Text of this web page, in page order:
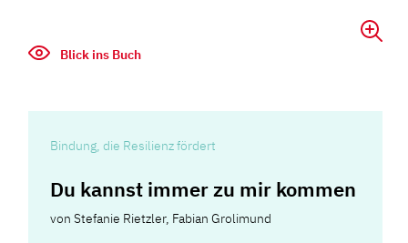
Blick ins Buch
Bindung, die Resilienz fördert
Du kannst immer zu mir kommen
vonStefanie Rietzler, Fabian Grolimund